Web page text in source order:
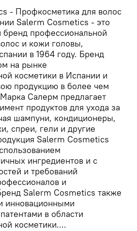
- Профкосметика для волос
Salerm Cosmetics - это
профессиональной
и кожи головы,
в 1964 году. Бренд
на рынке
косметики в Испании и
продукцию в более чем
Салерм предлагает
продуктов для ухода за
шампуни, кондиционеры,
спреи, гели и другие
Salerm Cosmetics
ингредиентов и с
и требований
и
Salerm Cosmetics также
инновационными
в области
косметики....